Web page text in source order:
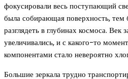
фокусировали весь поступающий
была собирающая поверхность,
разглядеть в глубинах космоса. Век
увеличивались, и с какого-то
компонентами стало невероятно
Большие зеркала трудно